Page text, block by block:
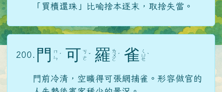
「買櫝還珠」比喻捨本逐末，取捨失當。
200. 門
ㄇ
ㄣ ˊ 可 ㄎ
ㄜ ˇ 羅 ㄌ
ㄨ
ㄛ
ˊ 雀 ㄑ
ㄩ
ㄝ
ˋ
門前冷清，空曠得可張網捕雀。形容做官的